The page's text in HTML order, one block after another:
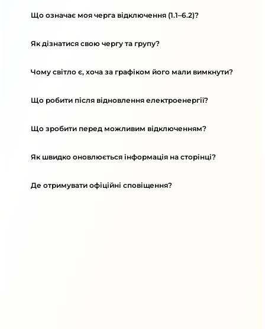
Що означає моя черга відключення (1.1–6.2)?
Як дізнатися свою чергу та групу?
Чому світло є, хоча за графіком його мали вимкнути?
Що робити після відновлення електроенергії?
Що зробити перед можливим відключенням?
Як швидко оновлюється інформація на сторінці?
Де отримувати офіційні сповіщення?